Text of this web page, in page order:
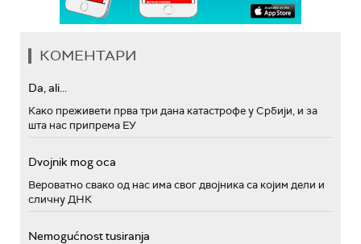
КОМЕНТАРИ
Da, ali...
Како преживети прва три дана катастрофе у Србији, и за
шта нас припрема ЕУ
Dvojnik mog oca
Вероватно свако од нас има свог двојника са којим дели и
сличну ДНК
Nemogućnost tusiranja